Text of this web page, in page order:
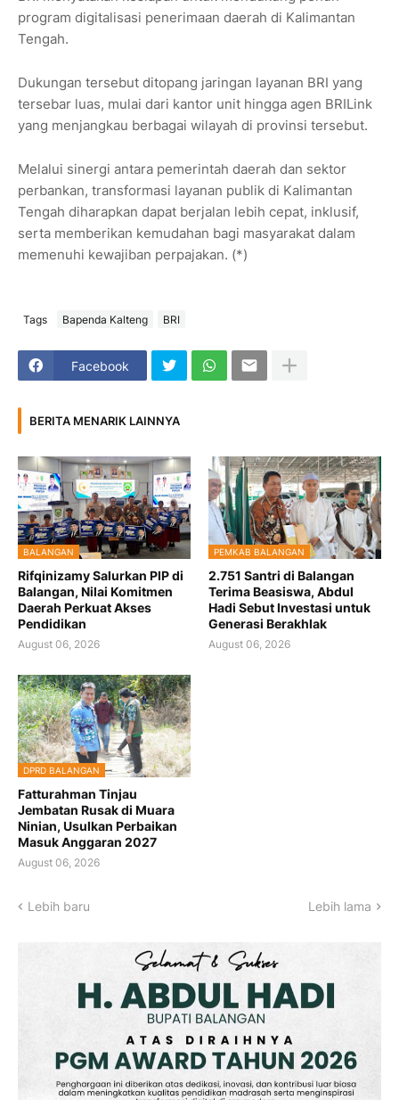
program digitalisasi penerimaan daerah di Kalimantan
Tengah.
Dukungan tersebut ditopang jaringan layanan BRI yang
tersebar luas, mulai dari kantor unit hingga agen BRILink
yang menjangkau berbagai wilayah di provinsi tersebut.
Melalui sinergi antara pemerintah daerah dan sektor
perbankan, transformasi layanan publik di Kalimantan
Tengah diharapkan dapat berjalan lebih cepat, inklusif,
serta memberikan kemudahan bagi masyarakat dalam
memenuhi kewajiban perpajakan. (*)
Tags Bapenda Kalteng BRI
Facebook
BERITA MENARIK LAINNYA
BALANGAN
Rifqinizamy Salurkan PIP di
Balangan, Nilai Komitmen
Daerah Perkuat Akses
Pendidikan
August 06, 2026
PEMKAB BALANGAN
2.751 Santri di Balangan
Terima Beasiswa, Abdul
Hadi Sebut Investasi untuk
Generasi Berakhlak
August 06, 2026
DPRD BALANGAN
Fatturahman Tinjau
Jembatan Rusak di Muara
Ninian, Usulkan Perbaikan
Masuk Anggaran 2027
August 06, 2026
Lebih baru Lebih lama